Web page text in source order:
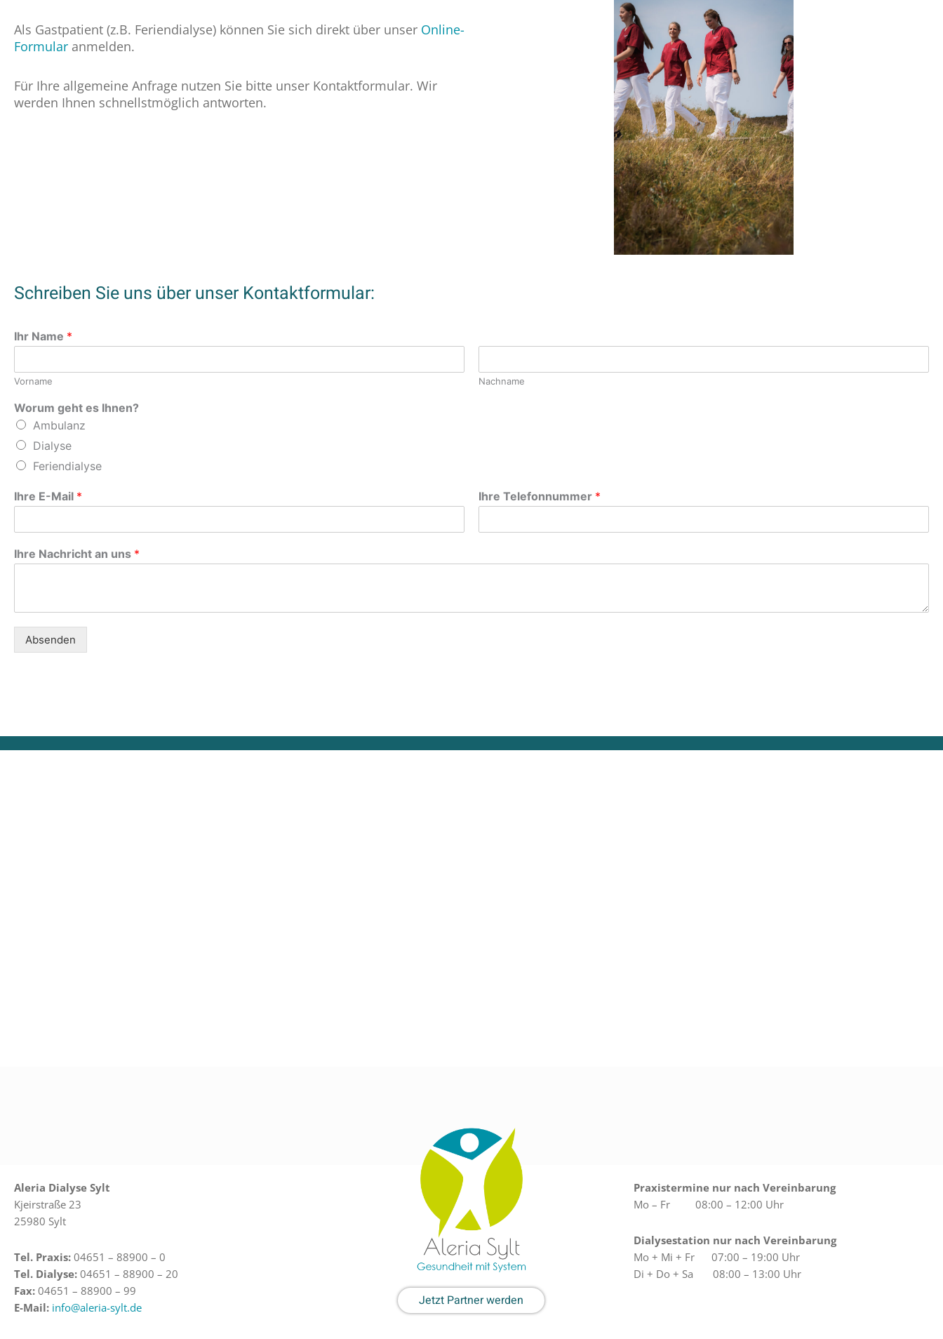
Als Gastpatient (z.B. Feriendialyse) können Sie sich direkt über unser Online-
Formular anmelden.
Für Ihre allgemeine Anfrage nutzen Sie bitte unser Kontaktformular. Wir
werden Ihnen schnellstmöglich antworten.
Schreiben Sie uns über unser Kontaktformular:
Ihr Name *
Vorname Nachname
Worum geht es Ihnen?
Ambulanz
Dialyse
Feriendialyse
Ihre E-Mail * Ihre Telefonnummer *
Ihre Nachricht an uns *
Absenden
Aleria Dialyse Sylt
Kjeirstraße 23
25980 Sylt
Tel. Praxis: 04651 – 88900 – 0
Tel. Dialyse: 04651 – 88900 – 20
Fax: 04651 – 88900 – 99
E-Mail: info@aleria-sylt.de Jetzt Partner werden
Praxistermine nur nach Vereinbarung
Mo – Fr 08:00 – 12:00 Uhr
Dialysestation nur nach Vereinbarung
Mo + Mi + Fr 07:00 – 19:00 Uhr
Di + Do + Sa 08:00 – 13:00 Uhr